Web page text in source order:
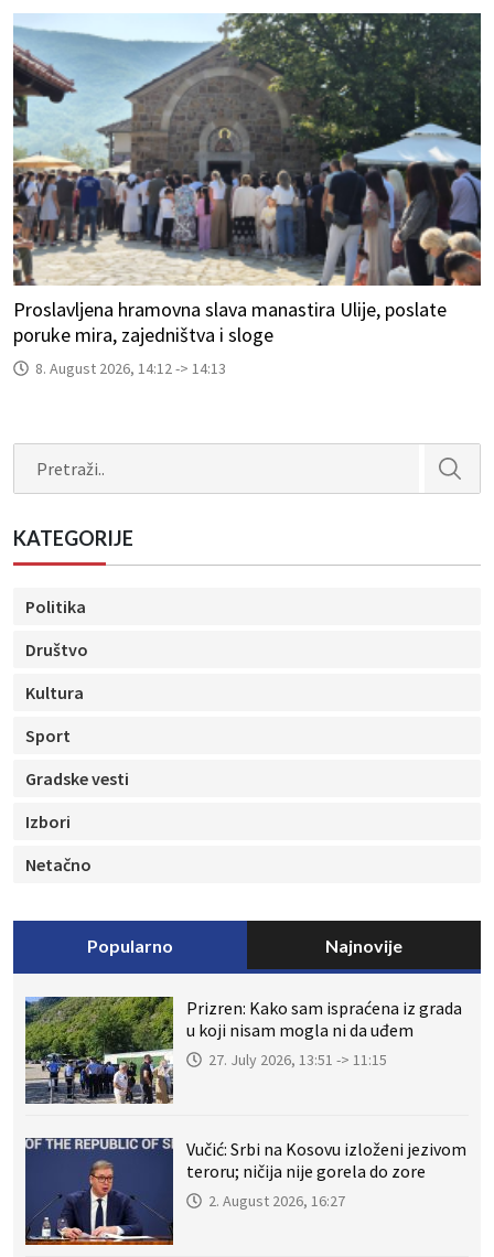
Proslavljena hramovna slava manastira Ulije, poslate
poruke mira, zajedništva i sloge
8. August 2026, 14:12 -> 14:13
KATEGORIJE
Politika
Društvo
Kultura
Sport
Gradske vesti
Izbori
Netačno
Popularno Najnovije
Prizren: Kako sam ispraćena iz grada
u koji nisam mogla ni da uđem
27. July 2026, 13:51 -> 11:15
Vučić: Srbi na Kosovu izloženi jezivom
teroru; ničija nije gorela do zore
2. August 2026, 16:27